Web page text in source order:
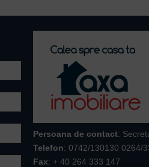
Persoana de contact:
Telefon: 0742/130130 0264/
Fax: + 40 264 333 147